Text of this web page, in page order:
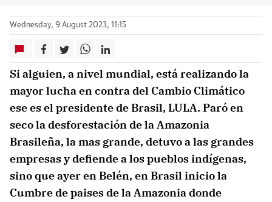
Wednesday, 9 August 2023, 11:15
Si alguien, a nivel mundial, está realizando la
mayor lucha en contra del Cambio Climático
ese es el presidente de Brasil, LULA. Paró en
seco la desforestación de la Amazonia
Brasileña, la mas grande, detuvo a las grandes
empresas y defiende a los pueblos indígenas,
sino que ayer en Belén, en Brasil inicio la
Cumbre de paises de la Amazonia donde